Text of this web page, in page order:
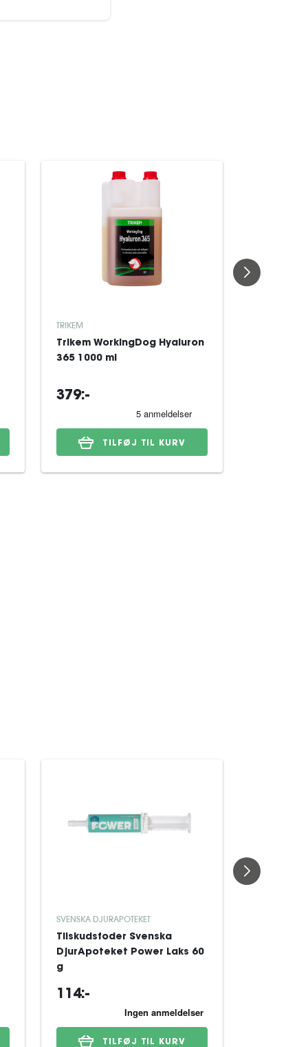
TRIKEM
Trikem WorkingDog Hyaluron
365 1000 ml
379:-
TILFØJ TIL KURV
SVENSKA DJURAPOTEKET
Tilskudsfoder Svenska
DjurApoteket Power Laks 60
g
114:-
TILFØJ TIL KURV